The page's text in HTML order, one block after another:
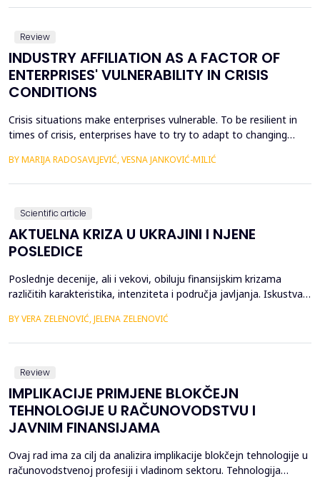
Долази до дигиталне трансформације привреде (трговине)
Review
INDUSTRY AFFILIATION AS A FACTOR OF
ENTERPRISES' VULNERABILITY IN CRISIS
CONDITIONS
Crisis situations make enterprises vulnerable. To be resilient in
times of crisis, enterprises have to try to adapt to changing
analysis of the impact of the latest, still on-going crisis on
BY MARIJA RADOSAVLJEVIĆ, VESNA JANKOVIĆ-MILIĆ
Scientific article
AKTUELNA KRIZA U UKRAJINI I NJENE
POSLEDICE
Poslednje decenije, ali i vekovi, obiluju finansijskim krizama
različitih karakteristika, intenziteta i područja javljanja. Iskustva
krizu kada ekonomija kao celina kontinuirano ima deficit tekućeg
BY VERA ZELENOVIĆ, JELENA ZELENOVIĆ
Review
IMPLIKACIJE PRIMJENE BLOKČEJN
TEHNOLOGIJE U RAČUNOVODSTVU I
JAVNIM FINANSIJAMA
Ovaj rad ima za cilj da analizira implikacije blokčejn tehnologije u
računovodstvenoj profesiji i vladinom sektoru. Tehnologija